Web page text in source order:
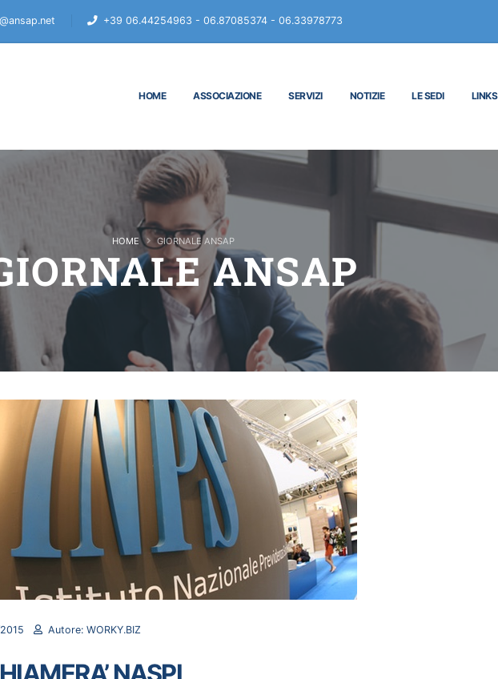
+39 06.44254963 - 06.87085374 - 06.33978773
HOME ASSOCIAZIONE SERVIZI NOTIZIE LE SEDI LINKS
ANSAP
HOME GIORNALE ANSAP
Autore: WORKY.BIZ
NASPI